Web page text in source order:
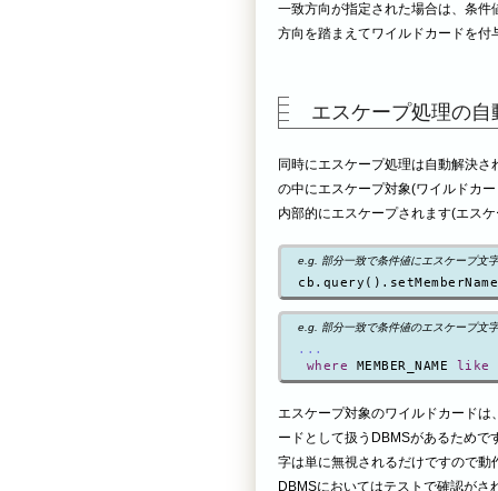
一致方向が指定された場合は、条
方向を踏まえてワイルドカードを付
エスケープ処理の自
同時にエスケープ処理は自動解決
の中にエスケープ対象(ワイルドカ
内部的にエスケープされます(エス
e.g. 部分一致で条件値にエスケープ文
e.g. 部分一致で条件値のエスケープ文
...
where MEMBER_NAME like
エスケープ対象のワイルドカード
ードとして扱うDBMSがあるため
字は単に無視されるだけですので
DBMSにおいてはテストで確認がさ